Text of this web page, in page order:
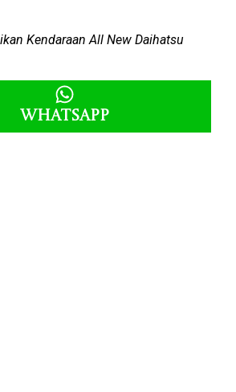
Kendaraan All New Daihatsu
Whatsapp